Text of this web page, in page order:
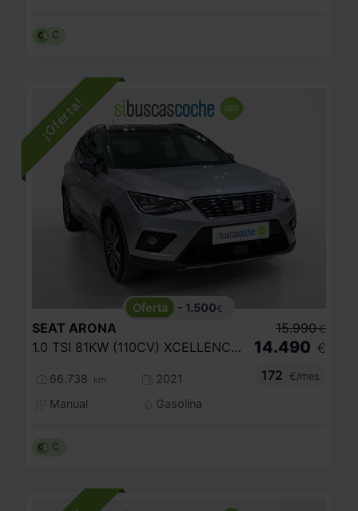
C
- 1.500€
SEAT ARONA
1.0 TSI 81KW (110CV) XCELLENCE ECOMOTIVE
66.738 km
2021
Manual
Gasolina
15.990 €
14.490 €
172
€/mes
C